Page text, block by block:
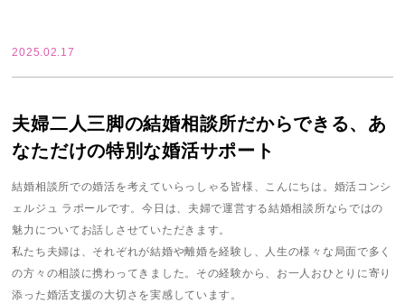
2025.02.17
夫婦二人三脚の結婚相談所だからできる、あ
なただけの特別な婚活サポート
結婚相談所での婚活を考えていらっしゃる皆様、こんにちは。婚活コンシ
ェルジュ ラポールです。今日は、夫婦で運営する結婚相談所ならではの
魅力についてお話しさせていただきます。
私たち夫婦は、それぞれが結婚や離婚を経験し、人生の様々な局面で多く
の方々の相談に携わってきました。その経験から、お一人おひとりに寄り
添った婚活支援の大切さを実感しています。